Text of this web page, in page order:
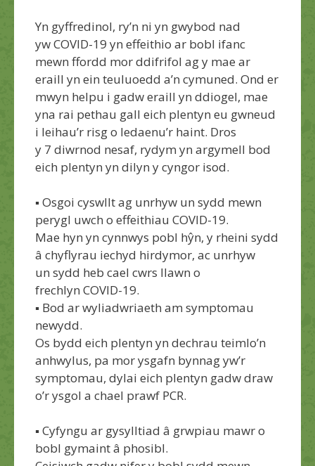
Yn gyffredinol, ry’n ni yn gwybod nad
ywCOVID-19 yn effeithio ar bobl ifanc
mewn ffordd mor ddifrifol ag y mae ar
eraill yn ein teuluoedd a’n cymuned. Ond er
mwyn helpu i gadw eraill yn ddiogel, mae
yna rai pethau gall eich plentyn eu gwneud
i leihau’r risg o ledaenu’r haint. Dros
y 7 diwrnod nesaf, rydym yn argymell bod
eich plentyn yn dilyn y cyngor isod.
▪Osgoi cyswllt ag unrhyw un sydd mewn
perygl uwch o effeithiau COVID-19.
Mae hyn yn cynnwys pobl hŷn, y rheini sydd
â chyflyrau iechyd hirdymor, ac unrhyw
un sydd heb cael cwrs llawn o
frechlyn COVID-19.
▪ Bod ar wyliadwriaeth am symptomau
newydd.
Os bydd eich plentyn yn dechrau teimlo’n
anhwylus, pa mor ysgafn bynnag yw’r
symptomau, dylai eich plentyn gadw draw
o’r ysgol a chael prawf PCR.
▪Cyfyngu ar gysylltiad â grwpiau mawr o
bobl gymaint â phosibl.